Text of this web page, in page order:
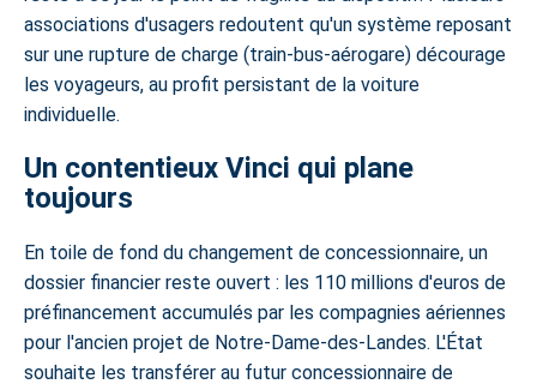
associations d'usagers redoutent qu'un système reposant
sur une rupture de charge (train-bus-aérogare) décourage
les voyageurs, au profit persistant de la voiture
individuelle.
Un contentieux Vinci qui plane
toujours
En toile de fond du changement de concessionnaire, un
dossier financier reste ouvert : les 110 millions d'euros de
préfinancement accumulés par les compagnies aériennes
pour l'ancien projet de Notre-Dame-des-Landes. L'État
souhaite les transférer au futur concessionnaire de